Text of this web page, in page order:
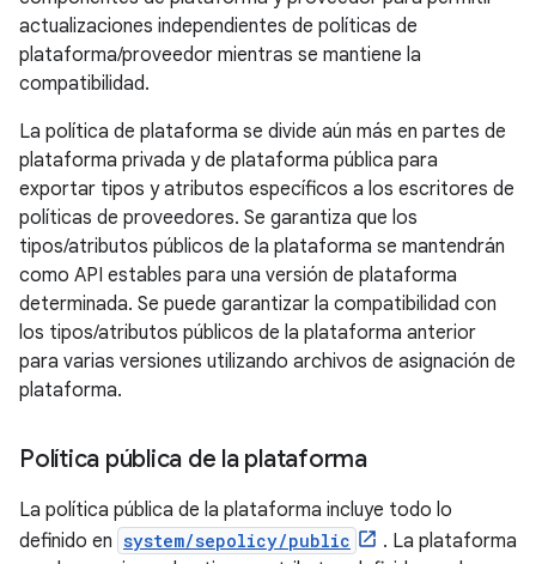
actualizaciones independientes de políticas de
plataforma/proveedor mientras se mantiene la
compatibilidad.
La política de plataforma se divide aún más en partes de
plataforma privada y de plataforma pública para
exportar tipos y atributos específicos a los escritores de
políticas de proveedores. Se garantiza que los
tipos/atributos públicos de la plataforma se mantendrán
como API estables para una versión de plataforma
determinada. Se puede garantizar la compatibilidad con
los tipos/atributos públicos de la plataforma anterior
para varias versiones utilizando archivos de asignación de
plataforma.
Política pública de la plataforma
La política pública de la plataforma incluye todo lo
definido en system/sepolicy/public
. La plataforma